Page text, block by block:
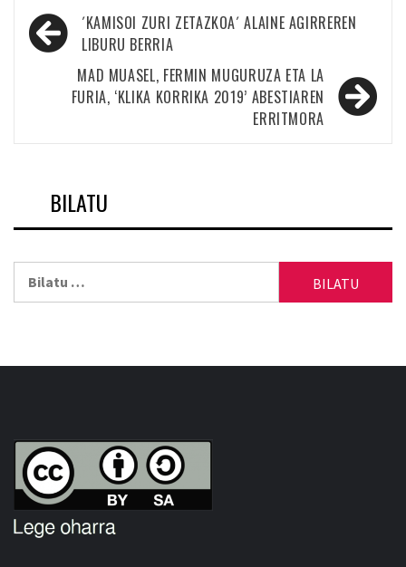
Bidalketetan
zehar
nabigatu
´KAMISOI ZURI ZETAZKOA´ ALAINE AGIRREREN
LIBURU BERRIA
MAD MUASEL, FERMIN MUGURUZA ETA LA
FURIA, ‘KLIKA KORRIKA 2019’ ABESTIAREN
ERRITMORA
BILATU